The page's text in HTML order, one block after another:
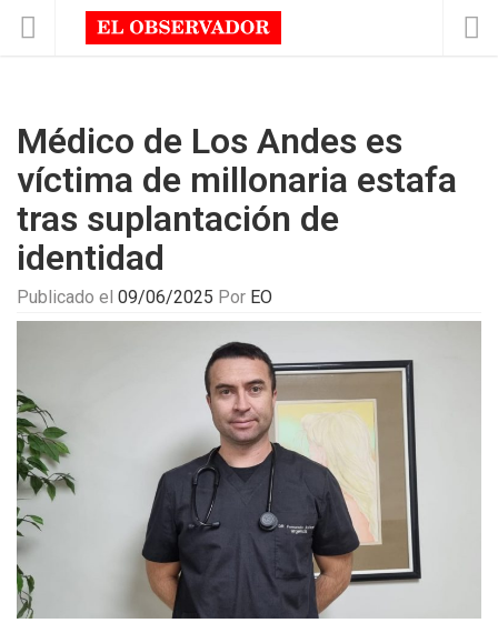
Médico de Los Andes es
víctima de millonaria estafa
tras suplantación de
identidad
Publicado el 09/06/2025 Por EO